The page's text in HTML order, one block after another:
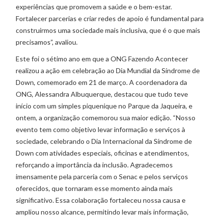
experiências que promovem a saúde e o bem-estar.
Fortalecer parcerias e criar redes de apoio é fundamental para
construirmos uma sociedade mais inclusiva, que é o que mais
precisamos”, avaliou.
Este foi o sétimo ano em que a ONG Fazendo Acontecer
realizou a ação em celebração ao Dia Mundial da Síndrome de
Down, comemorado em 21 de março. A coordenadora da
ONG, Alessandra Albuquerque, destacou que tudo teve
início com um simples piquenique no Parque da Jaqueira, e
ontem, a organização comemorou sua maior edição. “Nosso
evento tem como objetivo levar informação e serviços à
sociedade, celebrando o Dia Internacional da Síndrome de
Down com atividades especiais, oficinas e atendimentos,
reforçando a importância da inclusão. Agradecemos
imensamente pela parceria com o Senac e pelos serviços
oferecidos, que tornaram esse momento ainda mais
significativo. Essa colaboração fortaleceu nossa causa e
ampliou nosso alcance, permitindo levar mais informação,